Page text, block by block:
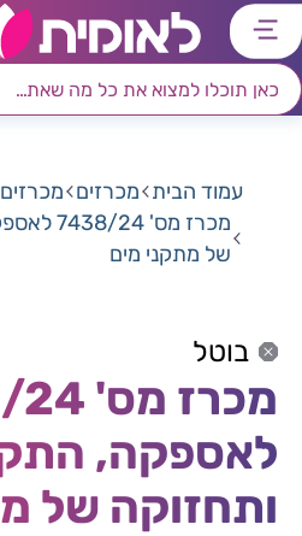
דלג
לתפריט
ראשי
דלג
לרכיב
חיפוש
דלג
לתוכן
מרכזי
דלג
לאזור
קישורים
עמוד הבית מכרזים
מכרז מס'
של מתקני מים
בוטל
מכרז
לאספקה,
ותחזוקה של